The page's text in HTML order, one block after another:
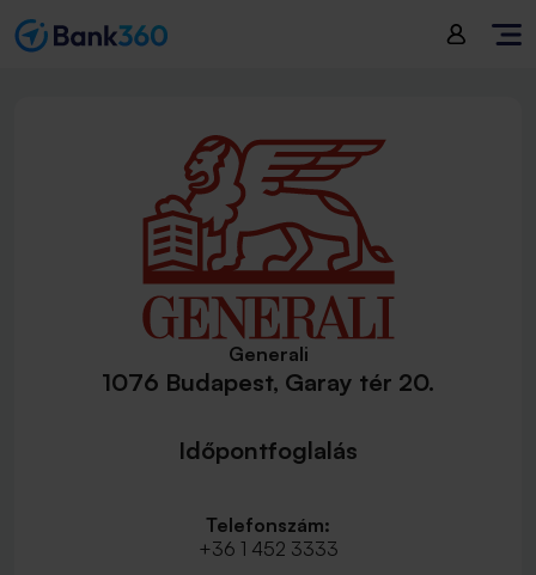
Generali
1076 Budapest, Garay tér 20.
Időpontfoglalás
Telefonszám:
+36 1 452 3333